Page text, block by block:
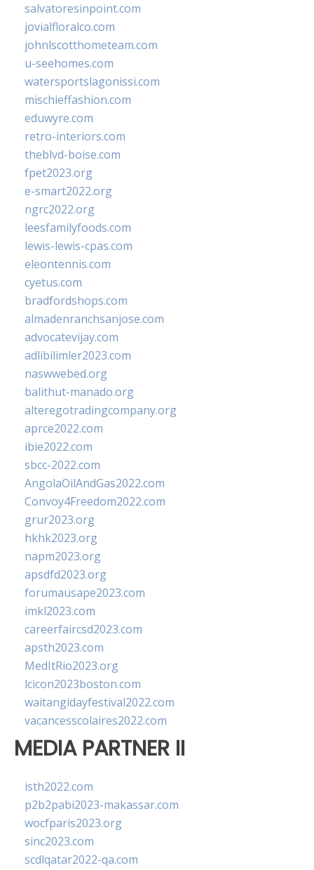
salvatoresinpoint.com
jovialfloralco.com
johnlscotthometeam.com
u-seehomes.com
watersportslagonissi.com
mischieffashion.com
eduwyre.com
retro-interiors.com
theblvd-boise.com
fpet2023.org
e-smart2022.org
ngrc2022.org
leesfamilyfoods.com
lewis-lewis-cpas.com
eleontennis.com
cyetus.com
bradfordshops.com
almadenranchsanjose.com
advocatevijay.com
adlibilimler2023.com
naswwebed.org
balithut-manado.org
alteregotradingcompany.org
aprce2022.com
ibie2022.com
sbcc-2022.com
AngolaOilAndGas2022.com
Convoy4Freedom2022.com
grur2023.org
hkhk2023.org
napm2023.org
apsdfd2023.org
forumausape2023.com
imkl2023.com
careerfaircsd2023.com
apsth2023.com
MedItRio2023.org
lcicon2023boston.com
waitangidayfestival2022.com
vacancesscolaires2022.com
MEDIA PARTNER II
isth2022.com
p2b2pabi2023-makassar.com
wocfparis2023.org
sinc2023.com
scdlqatar2022-qa.com